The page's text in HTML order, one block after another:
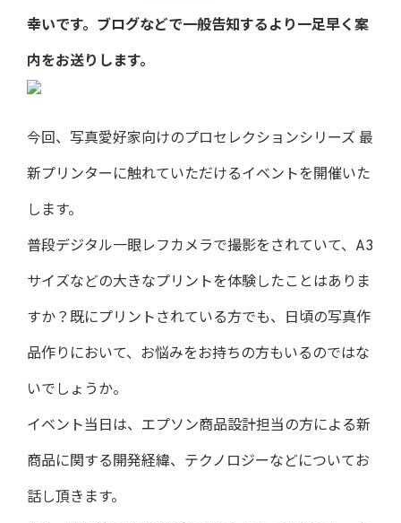
幸いです。ブログなどで一般告知するより一足早く案
内をお送りします。
今回、写真愛好家向けのプロセレクションシリーズ 最
新プリンターに触れていただけるイベントを開催いた
します。
普段デジタル一眼レフカメラで撮影をされていて、A3
サイズなどの大きなプリントを体験したことはありま
すか？既にプリントされている方でも、日頃の写真作
品作りにおいて、お悩みをお持ちの方もいるのではな
いでしょうか。
イベント当日は、エプソン商品設計担当の方による新
商品に関する開発経緯、テクノロジーなどについてお
話し頂きます。